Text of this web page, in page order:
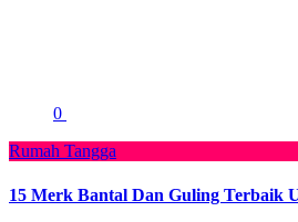
0
Rumah Tangga
15 Merk Bantal Dan Guling Terbaik